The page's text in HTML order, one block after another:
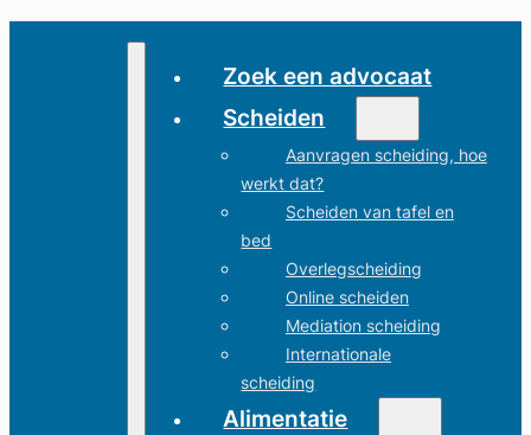
Zoek een advocaat
Scheiden
Aanvragen scheiding, hoe
werkt dat?
Scheiden van tafel en
bed
Overlegscheiding
Online scheiden
Mediation scheiding
Internationale
scheiding
Alimentatie